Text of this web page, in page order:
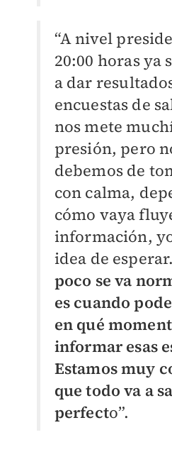
“A nivel
20:00 horas ya
a dar
encuestas de
nos mete
presión, pero
debemos de
con calma,
cómo vaya
información,
idea de esperar.
poco se va
es cuando
en qué
informar esas
Estamos muy
que todo va a
perfecto”.